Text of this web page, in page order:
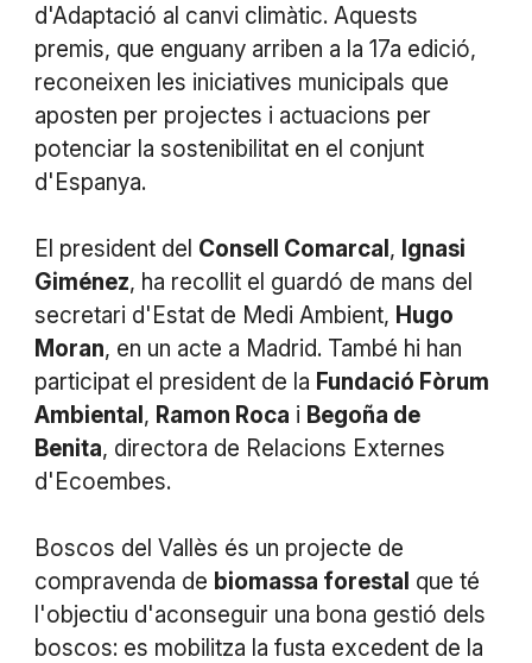
d'Adaptació al canvi climàtic. Aquests
premis, que enguany arriben a la 17a edició,
reconeixen les iniciatives municipals que
aposten per projectes i actuacions per
potenciar la sostenibilitat en el conjunt
d'Espanya.
El president del Consell Comarcal , Ignasi
Giménez, ha recollit el guardó de mans del
secretari d'Estat de Medi Ambient, Hugo
Moran, en un acte a Madrid. També hi han
participat el president de la Fundació Fòrum
Ambiental , Ramon Roca i Begoña de
Benita, directora de Relacions Externes
d'Ecoembes.
Boscos del Vallès és un projecte de
compravenda de biomassa forestal que té
l'objectiu d'aconseguir una bona gestió dels
boscos: es mobilitza la fusta excedent de la